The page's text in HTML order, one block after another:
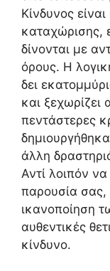
Κίνδυνος
καταχώρισης,
δίνονται με
όρους. Η
δει
και ξεχωρίζει
πεντάστερες
άλλη
Αντί λοιπόν
παρουσία σας,
ικανοποίηση
αυθεντικές
κίνδυνο.